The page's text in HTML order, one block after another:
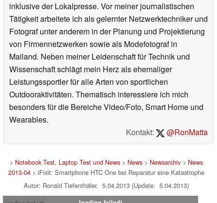
inklusive der Lokalpresse. Vor meiner journalistischen
Tätigkeit arbeitete ich als gelernter Netzwerktechniker und
Fotograf unter anderem in der Planung und Projektierung
von Firmennetzwerken sowie als Modefotograf in
Mailand. Neben meiner Leidenschaft für Technik und
Wissenschaft schlägt mein Herz als ehemaliger
Leistungssportler für alle Arten von sportlichen
Outdooraktivitäten. Thematisch interessiere ich mich
besonders für die Bereiche Video/Foto, Smart Home und
Wearables.
Kontakt:
@RonMatta
> Notebook Test, Laptop Test und News> News> Newsarchiv> News
2013-04> iFixit: Smartphone HTC One bei Reparatur eine Katastrophe
Autor: Ronald Tiefenthäler, 5.04.2013 (Update: 5.04.2013)